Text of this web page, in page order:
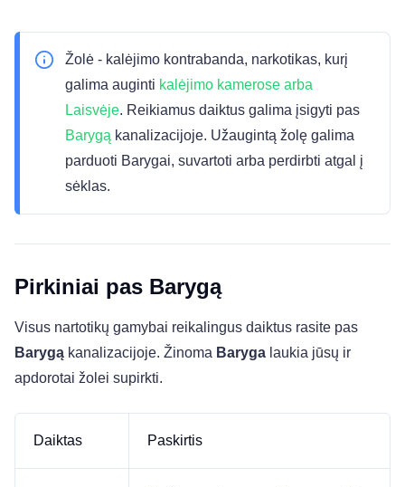
Žolė - kalėjimo kontrabanda, narkotikas, kurį
galima auginti kalėjimo kamerose arba
Laisvėje. Reikiamus daiktus galima įsigyti pas
Barygą kanalizacijoje. Užaugintą žolę galima
parduoti Barygai, suvartoti arba perdirbti atgal į
sėklas.
Pirkiniai pas Barygą
Visus nartotikų gamybai reikalingus daiktus rasite pas
Barygą kanalizacijoje. Žinoma Baryga laukia jūsų ir
apdorotai žolei supirkti.
Daiktas Paskirtis